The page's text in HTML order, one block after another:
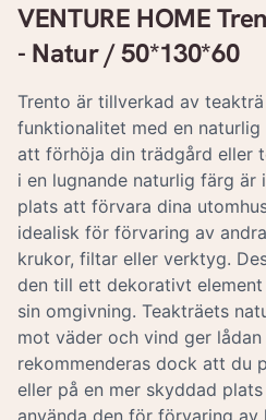
VENTURE HOME
- Natur / 50*130*60
Trento är tillverkad av
funktionalitet med en
att förhöja din trädgård eller
i en lugnande naturlig färg är
plats att förvara dina
idealisk för förvaring av
krukor, filtar eller verktyg.
den till ett dekorativt
sin omgivning. Teakträets
mot väder och vind ger
rekommenderas dock att du
eller på en mer skyddad
använda den för förvaring av